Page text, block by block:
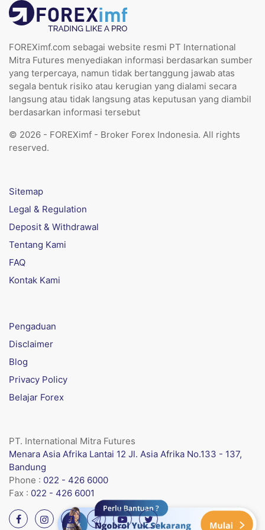
FOREXimf.com sebagai website resmi PT International
Mitra Futures menyediakan informasi berdasarkan sumber
yang terpercaya, namun tidak bertanggung jawab atas
segala bentuk risiko atau kerugian yang dialami secara
langsung atau tidak langsung atas keputusan yang diambil
berdasarkan informasi tersebut
© 2026 - FOREXimf - Broker Forex Indonesia. All rights
reserved.
Sitemap
Legal & Regulation
Deposit & Withdrawal
Tentang Kami
FAQ
Kontak Kami
Pengaduan
Disclaimer
Blog
Privacy Policy
Belajar Forex
PT. International Mitra Futures
Menara Asia Afrika Lantai 12 Jl. Asia Afrika No.133 - 137,
Bandung
Phone : 022 - 426 6000
Fax : 022 - 426 6001